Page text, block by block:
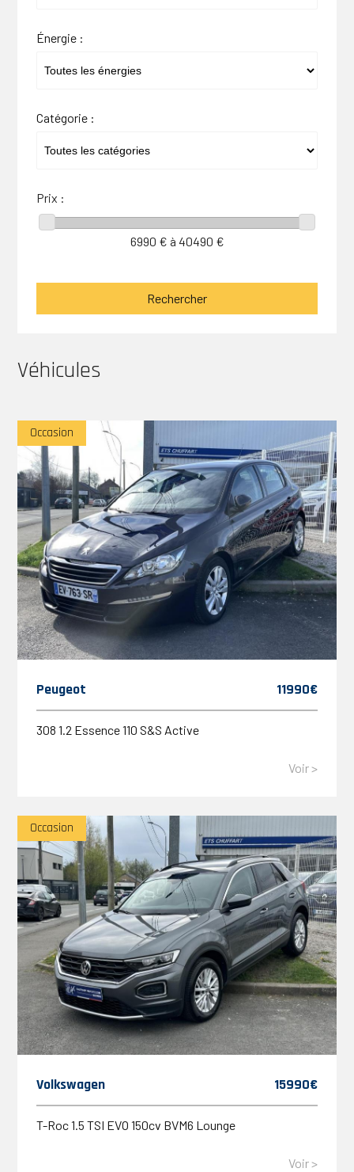
Énergie :
Catégorie :
Prix :
6990 € à 40490 €
Véhicules
Occasion
Peugeot 11990€
308 1.2 Essence 110 S&S Active
Voir >
Occasion
Volkswagen 15990€
T-Roc 1.5 TSI EVO 150cv BVM6 Lounge
Voir >